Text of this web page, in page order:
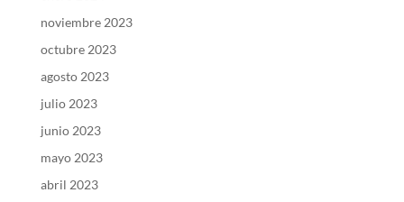
noviembre 2023
octubre 2023
agosto 2023
julio 2023
junio 2023
mayo 2023
abril 2023